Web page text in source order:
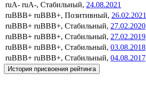
ruA- ruA-, Стабильный, 24.08.2021
ruBBB+ ruBBB+, Позитивный, 26.02.2021
ruBBB+ ruBBB+, Стабильный, 27.02.2020
ruBBB+ ruBBB+, Стабильный, 27.02.2019
ruBBB+ ruBBB+, Стабильный, 03.08.2018
ruBBB+ ruBBB+, Стабильный, 04.08.2017
История присвоения рейтинга